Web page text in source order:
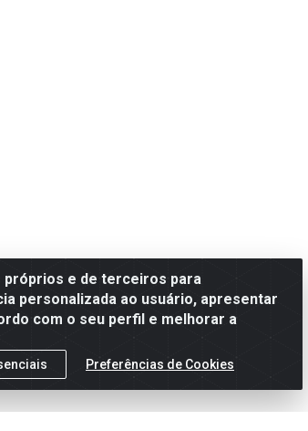
e de terceiros para
personalizada ao usuário, apresentar
com o seu perfil e melhorar a
Preferências de Cookies